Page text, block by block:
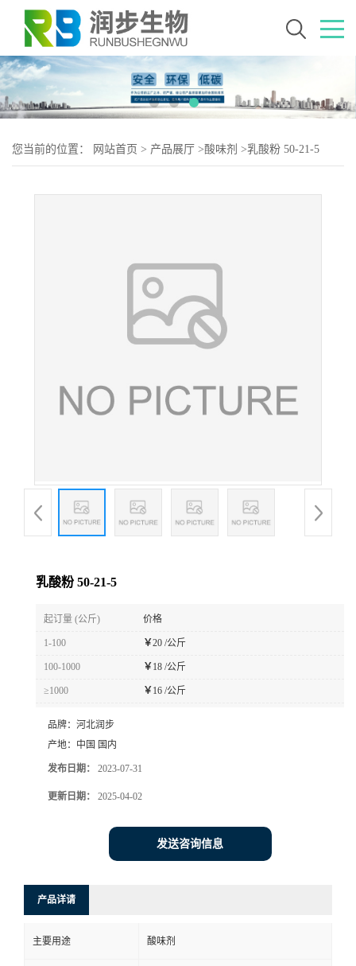
您当前的位置： 网站首页 > 产品展厅 >酸味剂 >乳酸粉 50-21-5
乳酸粉 50-21-5
起订量 (公斤) 价格
1-100 ￥20 /公斤
100-1000 ￥18 /公斤
≥1000 ￥16 /公斤
品牌： 河北润步
产地： 中国 国内
发布日期： 2023-07-31
更新日期： 2025-04-02
发送咨询信息
产品详请
主要用途 酸味剂